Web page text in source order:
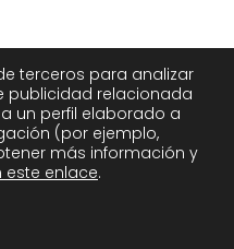
terceros para analizar
publicidad relacionada
un perfil elaborado a
(por ejemplo,
más información y
este enlace.